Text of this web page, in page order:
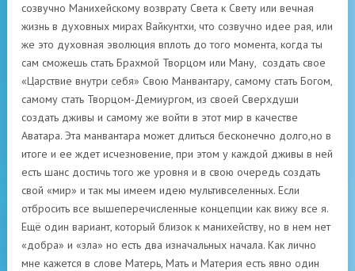
созвучно Манихейскому возврату Света к Свету или вечная
жизнь в духовных мирах Вайкунтхи, что созвучно идее рая, или
же это духовная эволюция вплоть до того момента, когда ты
сам сможешь стать Брахмой Творцом или Ману, создать свое
«Царствие внутри себя» Свою Манвантару, самому стать Богом,
самому стать Творцом-Демиургом, из своей Сверхдуши
создать дживы и самому же войти в этот мир в качестве
Аватара. Эта манвантара может длиться бесконечно долго,но в
итоге и ее ждет исчезновение, при этом у каждой дживы в ней
есть шанс достичь того же уровня и в свою очередь создать
свой «мир» и так мы имеем идею мультивселенных. Если
отбросить все вышеперечисленные концепции как вижу все я.
Ещё один вариант, который близок к манихейству, но в нем нет
«добра» и «зла» но есть два изначальных начала. Как лично
мне кажется в слове Матерь, Мать и Материя есть явно один